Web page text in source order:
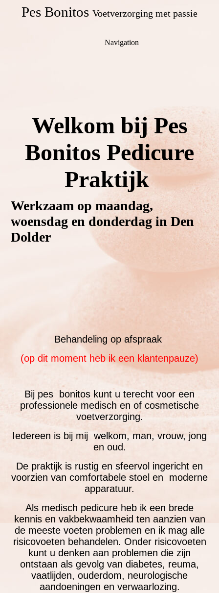
Pes Bonitos Voetverzorging met passie
Navigation
Welkom bij Pes
Bonitos Pedicure
Praktijk
Werkzaam op maandag,
woensdag en donderdag in Den
Dolder
Behandeling op afspraak
(op dit moment heb ik een klantenpauze)
Bij pes bonitos kunt u terecht voor een
professionele medisch en of cosmetische
voetverzorging.
Iedereen is bij mij welkom, man, vrouw, jong
en oud.
De praktijk is rustig en sfeervol ingericht en
voorzien van comfortabele stoel en moderne
apparatuur.
Als medisch pedicure heb ik een brede
kennis en vakbekwaamheid ten aanzien van
de meeste voeten problemen en ik mag alle
risicovoeten behandelen. Onder risicovoeten
kunt u denken aan problemen die zijn
ontstaan als gevolg van diabetes, reuma,
vaatlijden, ouderdom, neurologische
aandoeningen en verwaarlozing.